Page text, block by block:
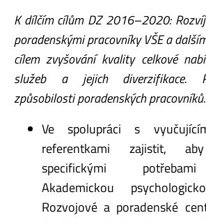
K dílčím cílům DZ 2016–2020:
poradenskými pracovníky VŠE a
cílem zvyšování kvality celkové
služeb a jejich diverzifikace.
způsobilosti poradenských pracovníků.
Ve spolupráci s
referentkami zajistit,
specifickými
Akademickou
Rozvojové a poradenské